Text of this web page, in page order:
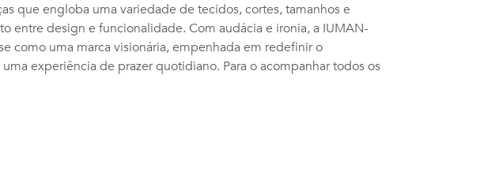
que engloba uma variedade de tecidos, cortes, tamanhos e
entre design e funcionalidade. Com audácia e ironia, a IUMAN-
como uma marca visionária, empenhada em redefinir o
experiência de prazer quotidiano. Para o acompanhar todos os